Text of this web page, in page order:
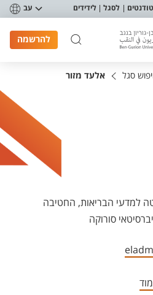
לסגל לידידים עב
להרשמה
סגל אלעד מזור
למדעי הבריאות, החטיבה
סורוקה